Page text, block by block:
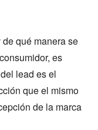
qué manera se
es
lead es el
que el mismo
de la marca